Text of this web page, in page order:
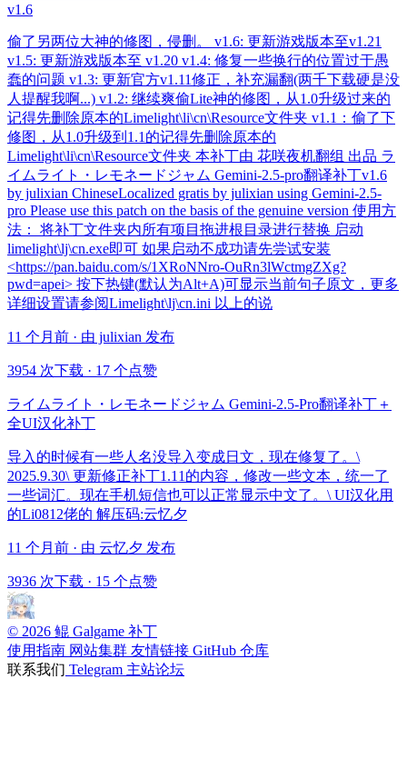
v1.6
偷了另两位大神的修图，侵删。 v1.6: 更新游戏版本至v1.21
v1.5: 更新游戏版本至 v1.20 v1.4: 修复一些换行的位置过于愚
蠢的问题 v1.3: 更新官方v1.11修正，补充漏翻(两千下载硬是没
人提醒我啊...) v1.2: 继续爽偷Lite神的修图，从1.0升级过来的
记得先删除原本的Limelight\li\cn\Resource文件夹 v1.1：偷了下
修图，从1.0升级到1.1的记得先删除原本的
Limelight\li\cn\Resource文件夹 本补丁由 花咲夜机翻组 出品 ラ
イムライト・レモネードジャム Gemini-2.5-pro翻译补丁v1.6
by julixian ChineseLocalized gratis by julixian using Gemini-2.5-
pro Please use this patch on the basis of the genuine version 使用方
法： 将补丁文件夹内所有项目拖进根目录进行替换 启动
limelight\lj\cn.exe即可 如果启动不成功请先尝试安装
<https://pan.baidu.com/s/1XRoNNro-OuRn3lWctmgZXg?
pwd=apei> 按下热键(默认为Alt+A)可显示当前句子原文，更多
详细设置请参阅Limelight\lj\cn.ini 以上的说
11 个月前 · 由 julixian 发布
3954 次下载 · 17 个点赞
ライムライト・レモネードジャム Gemini-2.5-Pro翻译补丁＋
全UI汉化补丁
导入的时候有一些人名没导入变成日文，现在修复了。\
2025.9.30\ 更新修正补丁1.11的内容，修改一些文本，统一了
一些词汇。现在手机短信也可以正常显示中文了。\ UI汉化用
的Li0812佬的 解压码:云忆夕
11 个月前 · 由 云忆夕 发布
3936 次下载 · 15 个点赞
© 2026 鲲 Galgame 补丁
使用指南 网站集群 友情链接 GitHub 仓库
联系我们 Telegram 主站论坛